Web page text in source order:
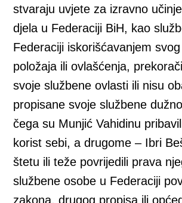
stvaraju uvjete za izravno
djela u Federaciji BiH, kao
Federaciji iskorišćavanjem
položaja ili ovlašćenja,
svoje službene ovlasti ili nisu
propisane svoje službene
čega su Munjić Vahidinu
korist sebi, a drugome – Ibri
štetu ili teže povrijedili prava
službene osobe u Federaciji
zakona, drugog propisa ili